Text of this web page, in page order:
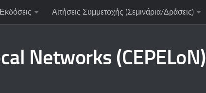
Εκδόσεις Αιτήσεις Συμμετοχής (Σεμινάρια/Δράσεις)
Networks (CEPELoN)